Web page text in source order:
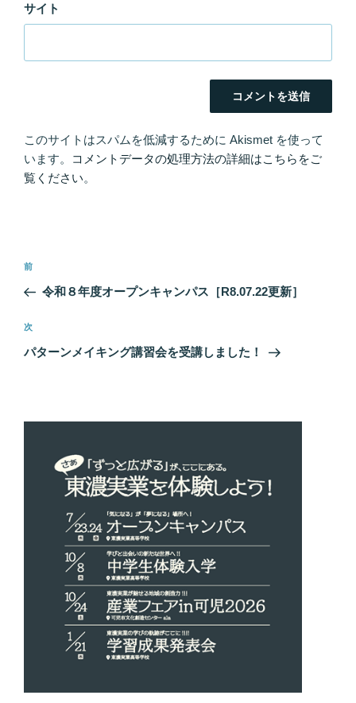
サイト
このサイトはスパムを低減するために Akismet を使って
います。
コメントデータの処理方法の詳細はこちらをご
覧ください。
投
ナ
ビ
ゲ
前
の
稿
前
令和８年度オープンキャンパス［R8.07.22更新］
次
の
次
パターンメイキング講習会を受講しました！